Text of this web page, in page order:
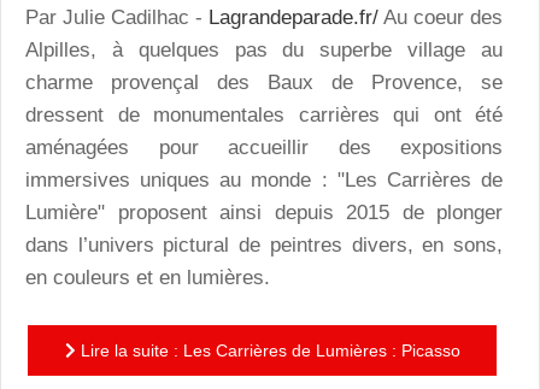
Par Julie Cadilhac - Lagrandeparade.fr/ Au coeur des
Alpilles, à quelques pas du superbe village au
charme provençal des Baux de Provence, se
dressent de monumentales carrières qui ont été
aménagées pour accueillir des expositions
immersives uniques au monde : "Les Carrières de
Lumière" proposent ainsi depuis 2015 de plonger
dans l’univers pictural de peintres divers, en sons,
en couleurs et en lumières.
Lire la suite : Les Carrières de Lumières : Picasso